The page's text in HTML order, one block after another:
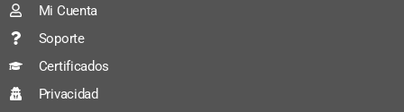
Mi Cuenta
Soporte
Certificados
Privacidad